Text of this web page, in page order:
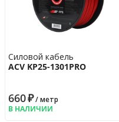
Силовой кабель
ACV KP25-1301PRO
660₽/ метр
В НАЛИЧИИ